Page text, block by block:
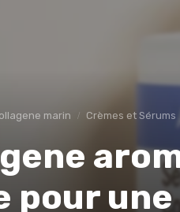
marin Crèmes et Sérums
pour une